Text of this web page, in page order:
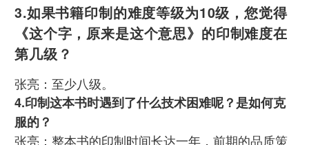
3.如果书籍印制的难度等级为10级，您觉得
《这个字，原来是这个意思》的印制难度在
第几级？
张亮：至少八级。
4.印制这本书时遇到了什么技术困难呢？是如何克
服的？
张亮：整本书的印制时间长达一年，前期的品质策